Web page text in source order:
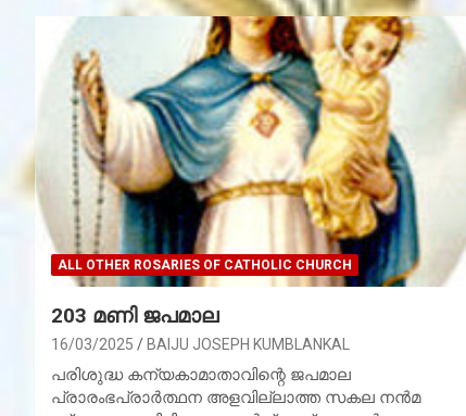
ALL OTHER ROSARIES OF CATHOLIC CHURCH
203 മണി ജപമാല
16/03/2025 BAIJU JOSEPH KUMBLANKAL
പരിശുദ്ധ കന്യകാമാതാവിന്റെ ജപമാല
പ്രാരംഭപ്രാര്‍ത്ഥന അളവില്ലാത്ത സകല നന്‍മ